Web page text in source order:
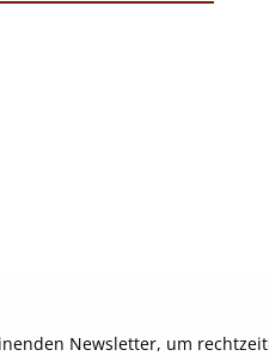
Newsletter, um